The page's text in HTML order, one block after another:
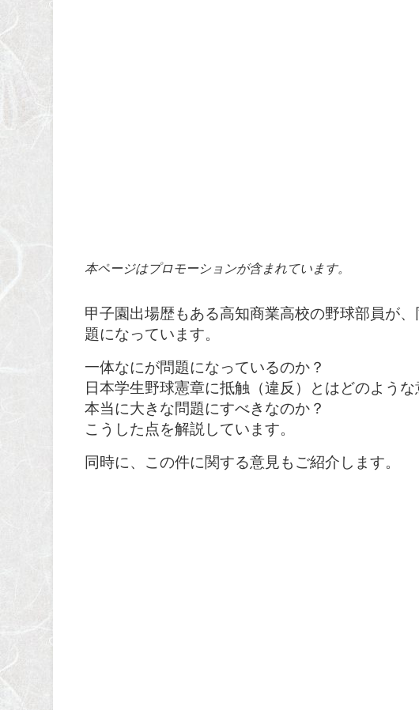
本ページはプロモーションが含まれています。
甲子園出場歴もある高知商業高校の野球部員が
題になっています。
一体なにが問題になっているのか？
日本学生野球憲章に抵触（違反）とはどのような
本当に大きな問題にすべきなのか？
こうした点を解説しています。
同時に、この件に関する意見もご紹介します。